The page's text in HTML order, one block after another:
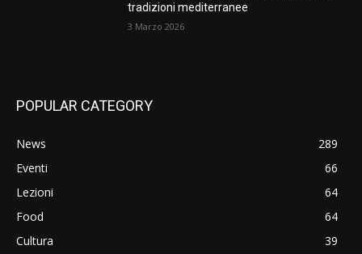
tradizioni mediterranee
3 Marzo 2026
POPULAR CATEGORY
News
289
Eventi
66
Lezioni
64
Food
64
Cultura
39